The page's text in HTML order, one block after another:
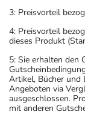
3: Preisvorteil
4: Preisvorteil
dieses Produkt
5: Sie erhalten den
Artikel, Bücher und
Angeboten via
ausgeschlossen.
mit anderen